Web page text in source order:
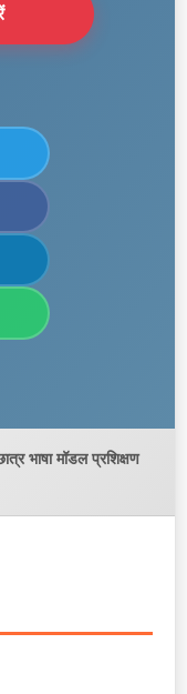
भाषा मॉडल प्रशिक्षण